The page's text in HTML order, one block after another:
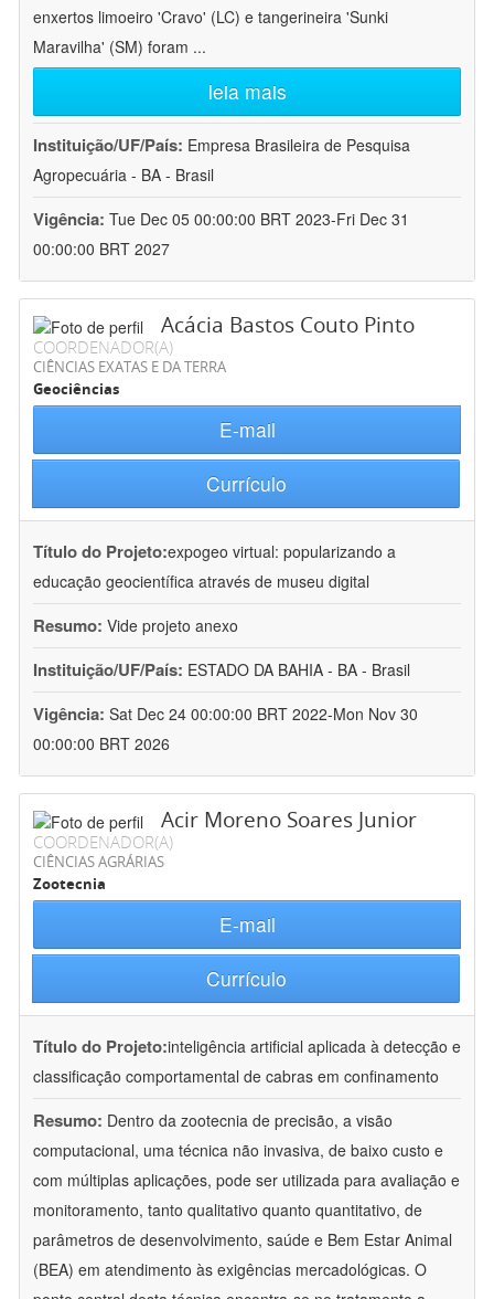
enxertos limoeiro 'Cravo' (LC) e tangerineira 'Sunki
Maravilha' (SM) foram ...
leia mais
Instituição/UF/País: Empresa Brasileira de Pesquisa
Agropecuária - BA - Brasil
Vigência: Tue Dec 05 00:00:00 BRT 2023-Fri Dec 31
00:00:00 BRT 2027
Acácia Bastos Couto Pinto
COORDENADOR(A)
CIÊNCIAS EXATAS E DA TERRA
Geociências
E-mail
Currículo
Título do Projeto:expogeo virtual: popularizando a
educação geocientífica através de museu digital
Resumo: Vide projeto anexo
Instituição/UF/País: ESTADO DA BAHIA - BA - Brasil
Vigência: Sat Dec 24 00:00:00 BRT 2022-Mon Nov 30
00:00:00 BRT 2026
Acir Moreno Soares Junior
COORDENADOR(A)
CIÊNCIAS AGRÁRIAS
Zootecnia
E-mail
Currículo
Título do Projeto:inteligência artificial aplicada à detecção e
classificação comportamental de cabras em confinamento
Resumo: Dentro da zootecnia de precisão, a visão
computacional, uma técnica não invasiva, de baixo custo e
com múltiplas aplicações, pode ser utilizada para avaliação e
monitoramento, tanto qualitativo quanto quantitativo, de
parâmetros de desenvolvimento, saúde e Bem Estar Animal
(BEA) em atendimento às exigências mercadológicas. O